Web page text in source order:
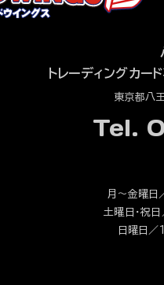
トレーディングカー
東京都八
Tel.
月～金曜日
土曜日・祝
日曜日